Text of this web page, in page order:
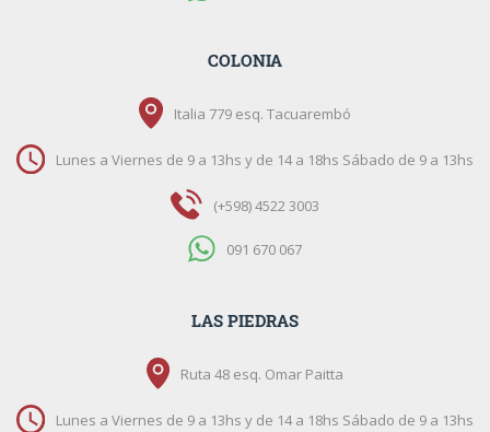
COLONIA
Italia 779 esq. Tacuarembó
Lunes a Viernes de 9 a 13hs y de 14 a 18hs Sábado de 9 a 13hs
(+598) 4522 3003
091 670 067
LAS PIEDRAS
Ruta 48 esq. Omar Paitta
Lunes a Viernes de 9 a 13hs y de 14 a 18hs Sábado de 9 a 13hs